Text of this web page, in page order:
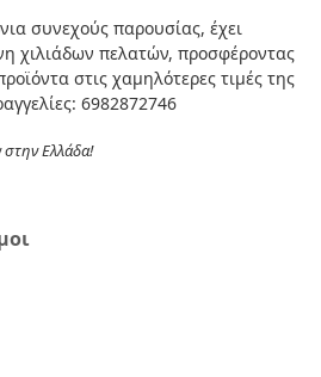
συνεχούς παρουσίας, έχει
χιλιάδων πελατών, προσφέροντας
στις χαμηλότερες τιμές της
6982872746
Ελλάδα!